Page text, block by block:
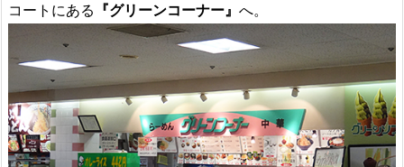
コートにある 『グリーンコーナー』 へ。